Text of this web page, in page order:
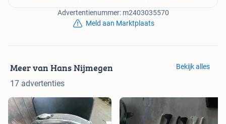
Advertentienummer: m2403035570
Meld aan Marktplaats
Meer van Hans Nijmegen
17 advertenties
Bekijk alles